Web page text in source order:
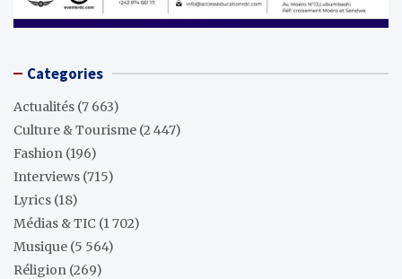
Categories
Actualités (7 663)
Culture & Tourisme (2 447)
Fashion (196)
Interviews (715)
Lyrics (18)
Médias & TIC (1 702)
Musique (5 564)
Réligion (269)